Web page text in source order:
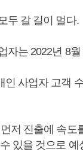
두 갈 길이 멀다.
자는 2022년 8
사업자 고객
저 진출에 속도
있을 것으로 예